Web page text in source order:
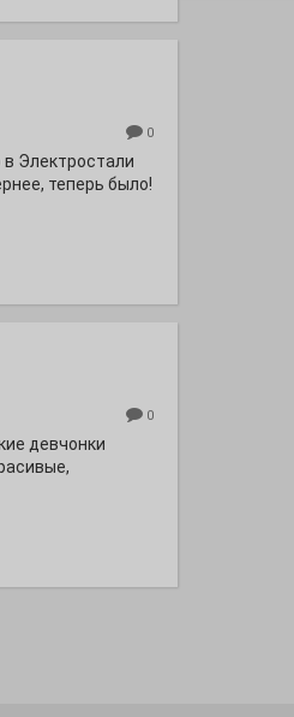
0
в Электростали
теперь было!
0
девчонки